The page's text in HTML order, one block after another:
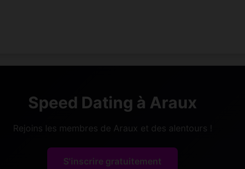
Speed Dating à Araux
Rejoins les membres de Araux et des alentours !
S'inscrire gratuitement